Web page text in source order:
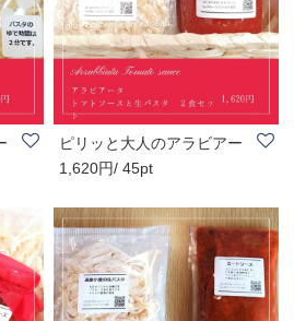
ピリッと大人のアラビアー
タソースと生パ..
1,620円/ 45pt